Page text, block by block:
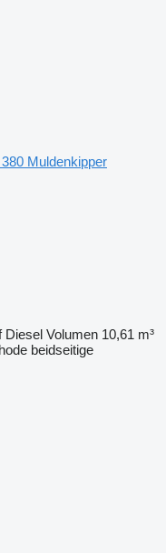
Muldenkipper
Diesel Volumen 10,61 m³
beidseitige